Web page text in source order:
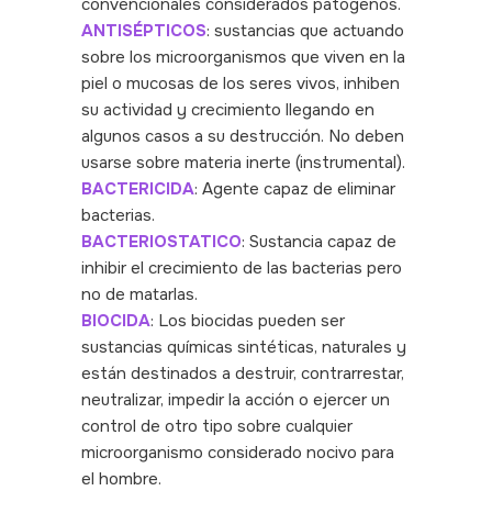
ANTISÉPTICOS: sustancias que actuando
sobre los microorganismos que viven en la
piel o mucosas de los seres vivos, inhiben
su actividad y crecimiento llegando en
algunos casos a su destrucción. No deben
usarse sobre materia inerte (instrumental).
BACTERICIDA: Agente capaz de eliminar
bacterias.
BACTERIOSTATICO: Sustancia capaz de
inhibir el crecimiento de las bacterias pero
no de matarlas.
BIOCIDA: Los biocidas pueden ser
sustancias químicas sintéticas, naturales y
están destinados a destruir, contrarrestar,
neutralizar, impedir la acción o ejercer un
control de otro tipo sobre cualquier
microorganismo considerado nocivo para
el hombre.